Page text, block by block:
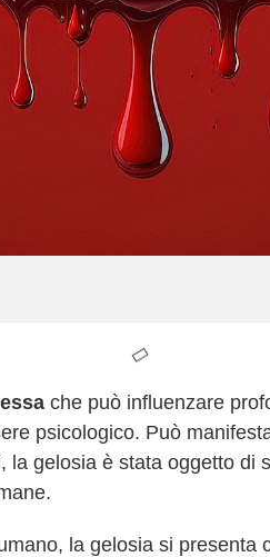
che può influenzare
psicologico. Può
, la gelosia è stata oggetto di
la gelosia si presenta